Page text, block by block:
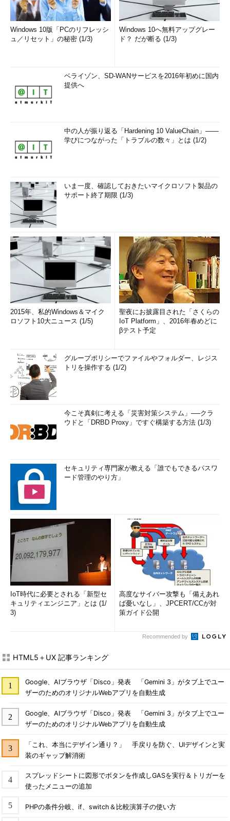
Windows 10版「PCのリフレッシ
ュ／リセット」の秘密 (1/3)
Windows 10へ無料アップグレー
ド？ だが断る (1/3)
ベライゾン、SD-WANサービスを2016年初めに国内
提供へ
中の人が振り返る「Hardening 10 ValueChain」――
学びにつながった「トラブルの数々」とは (1/2)
いま一度、確認しておきたいマイクロソフト製品の
サポート終了期限 (1/3)
2015年、私的Windows＆マイク
ロソフト10大ニュース (1/5)
聖夜にお披露目された「さくらの
IoT Platform」、2016年春めどに
βテスト予定
グループポリシーでファイルやフォルダー、レジス
トリを操作する (1/2)
今こそ真剣に考える「災害対策システム」──クラ
ウドと「DRBD Proxy」ですぐ構築する方法 (1/3)
セキュリティ専門家が教える「誰でもできるパスワ
ード管理のやり方」
IoT時代に必要とされる「新型セ
キュリティエンジニア」とは (1/
3)
高度なサイバー攻撃も「備えあれ
ば憂いなし」、JPCERT/CCが対
策ガイド公開
Recommended by
HTML5＋UX 記事ランキング
Google、AIブラウザ「Disco」発表 「Gemini 3」がタブ上でユー
ザーのためのオリジナルWebアプリを自動生成
Google、AIブラウザ「Disco」発表 「Gemini 3」がタブ上でユー
ザーのためのオリジナルWebアプリを自動生成
「これ、本当にデザイン通り？」 手戻りを防ぐ、UIデザインと実
装のギャップ解消術
スプレッドシートに図形でボタンを作成しGASを実行＆トリガーを
使ったメニューの追加
PHPの条件分岐、if、switch＆比較演算子の使い方